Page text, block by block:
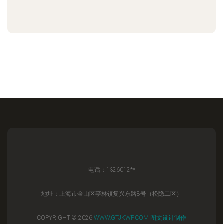
电话：1326012**
地址：上海市金山区亭林镇复兴东路8号（松隐二区）
COPYRIGHT © 2026 WWW.GTJKWP.COM 图文设计制作